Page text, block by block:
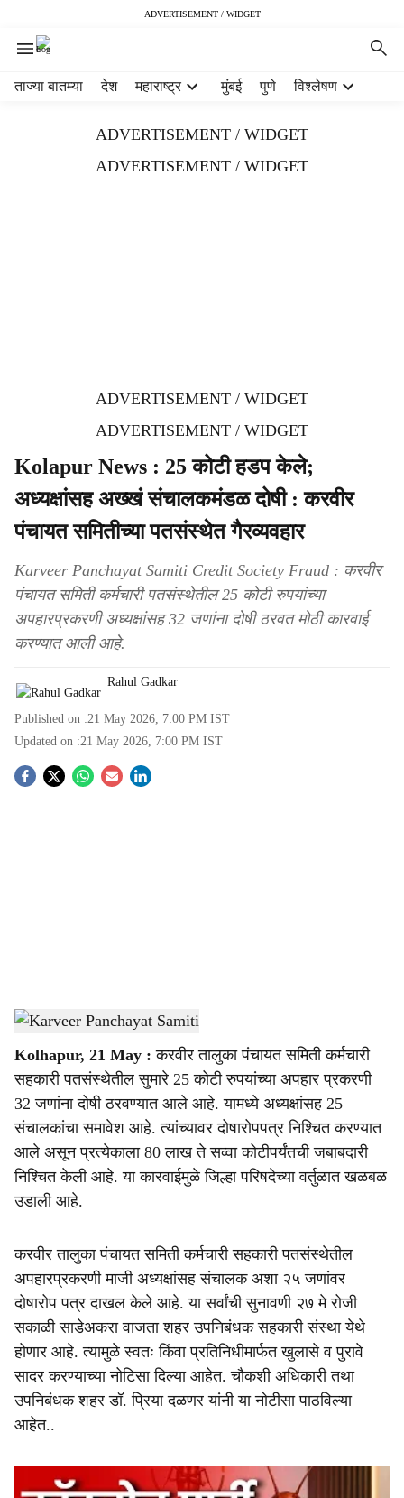
ADVERTISEMENT / WIDGET
ताज्या बातम्या देश महाराष्ट्र मुंबई पुणे विश्लेषण
ADVERTISEMENT / WIDGET
ADVERTISEMENT / WIDGET
ADVERTISEMENT / WIDGET
ADVERTISEMENT / WIDGET
Kolapur News : 25 कोटी हडप केले;
अध्यक्षांसह अख्खं संचालकमंडळ दोषी : करवीर
पंचायत समितीच्या पतसंस्थेत गैरव्यवहार
Karveer Panchayat Samiti Credit Society Fraud : करवीर
पंचायत समिती कर्मचारी पतसंस्थेतील 25 कोटी रुपयांच्या
अपहारप्रकरणी अध्यक्षांसह 32 जणांना दोषी ठरवत मोठी कारवाई
करण्यात आली आहे.
Rahul Gadkar
Published on :21 May 2026, 7:00 PM IST
Updated on :21 May 2026, 7:00 PM IST
S
a
r
e
Karveer Panchayat Samiti-Sarkarnama
Kolhapur, 21 May : करवीर तालुका पंचायत समिती कर्मचारी
सहकारी पतसंस्थेतील सुमारे 25 कोटी रुपयांच्या अपहार प्रकरणी
32 जणांना दोषी ठरवण्यात आले आहे. यामध्ये अध्यक्षांसह 25
संचालकांचा समावेश आहे. त्यांच्यावर दोषारोपपत्र निश्चित करण्यात
आले असून प्रत्येकाला 80 लाख ते सव्वा कोटीपर्यंतची जबाबदारी
निश्चित केली आहे. या कारवाईमुळे जिल्हा परिषदेच्या वर्तुळात खळबळ
उडाली आहे.
करवीर तालुका पंचायत समिती कर्मचारी सहकारी पतसंस्थेतील
अपहारप्रकरणी माजी अध्यक्षांसह संचालक अशा २५ जणांवर
दोषारोप पत्र दाखल केले आहे. या सर्वांची सुनावणी २७ मे रोजी
सकाळी साडेअकरा वाजता शहर उपनिबंधक सहकारी संस्था येथे
होणार आहे. त्यामुळे स्वतः किंवा प्रतिनिधीमार्फत खुलासे व पुरावे
सादर करण्याच्या नोटिसा दिल्या आहेत. चौकशी अधिकारी तथा
उपनिबंधक शहर डॉ. प्रिया दळणर यांनी या नोटीसा पाठविल्या
आहेत..